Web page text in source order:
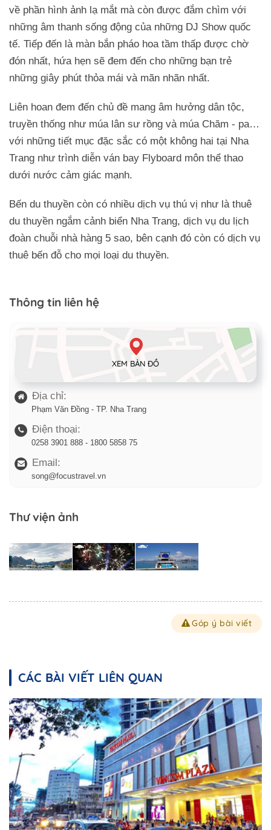
về phần hình ảnh lạ mắt mà còn được đắm chìm với
những âm thanh sống động của những DJ Show quốc
tế. Tiếp đến là màn bắn pháo hoa tầm thấp được chờ
đón nhất, hứa hẹn sẽ đem đến cho những bạn trẻ
những giây phút thỏa mái và mãn nhãn nhất.
Liên hoan đem đến chủ đề mang âm hưởng dân tộc,
truyền thống như múa lân sư rồng và múa Chăm - pa…
với những tiết mục đặc sắc có một không hai tại Nha
Trang như trình diễn ván bay Flyboard môn thể thao
dưới nước cảm giác mạnh.
Bến du thuyền còn có nhiều dịch vụ thú vị như là thuê
du thuyền ngắm cảnh biển Nha Trang, dịch vụ du lịch
đoàn chuỗi nhà hàng 5 sao, bên cạnh đó còn có dịch vụ
thuê bến đỗ cho mọi loại du thuyền.
Thông tin liên hệ
XEM BẢN ĐỒ
Địa chỉ:
Phạm Văn Đồng - TP. Nha Trang
Điện thoại:
0258 3901 888 - 1800 5858 75
Email:
song@focustravel.vn
Thư viện ảnh
Góp ý bài viết
CÁC BÀI VIẾT LIÊN QUAN